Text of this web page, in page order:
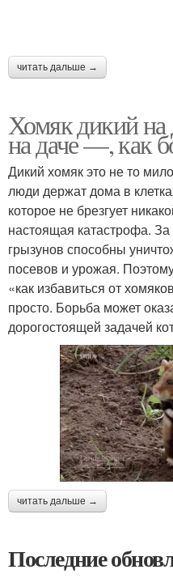
читать дальше →
Хомяк дикий на
на даче —, как
Дикий хомяк это не то
люди держат дома в
которое не брезгует
настоящая катастрофа. За
грызунов способны
посевов и урожая.
«как избавиться от
просто. Борьба может
дорогостоящей задачей
читать дальше →
Последние